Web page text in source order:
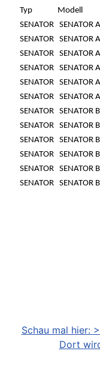
Typ Modell
SENATOR SENATOR
SENATOR SENATOR
SENATOR SENATOR
SENATOR SENATOR
SENATOR SENATOR
SENATOR SENATOR
SENATOR SENATOR
SENATOR SENATOR
SENATOR SENATOR
SENATOR SENATOR
SENATOR SENATOR
SENATOR SENATOR
Schau mal hier:
Dort